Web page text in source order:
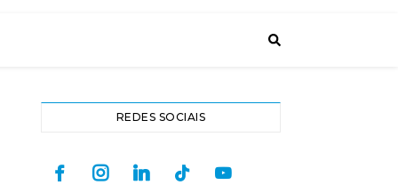
REDES SOCIAIS
facebookinstagramlinkedintiktok youtube